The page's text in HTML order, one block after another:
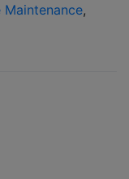
Maintenance,